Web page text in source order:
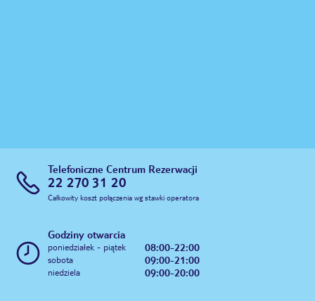
Telefoniczne Centrum Rezerwacji
22 270 31 20
Całkowity koszt połączenia wg stawki operatora
Godziny otwarcia
poniedziałek - piątek 08:00-22:00
sobota 09:00-21:00
niedziela 09:00-20:00